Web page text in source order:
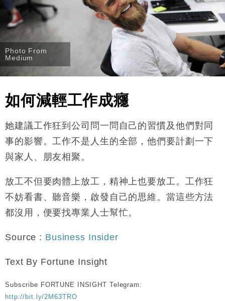
Photo From
Medium
如何減輕工作成癮
她建議工作狂到公司問一問自己的習慣及他們對同
事的影響。工作不是人生的全部，他們要計劃一下
與家人、朋友相聚。
放工不但要肉體上放工，精神上也要放工。工作狂
不妨看書、聽音樂，啟發自己的思維。當這些方法
都沒用，便要找專業人士幫忙。
Source : Business Insider
Text By Fortune Insight
Subscribe FORTUNE INSIGHT Telegram:
http://bit.ly/2M63TRO